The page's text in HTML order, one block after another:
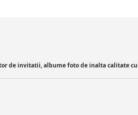
de invitatii, albume foto de inalta calitate